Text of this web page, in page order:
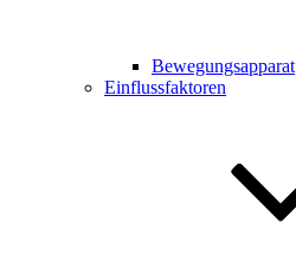
Bewegungsapparat
Einflussfaktoren